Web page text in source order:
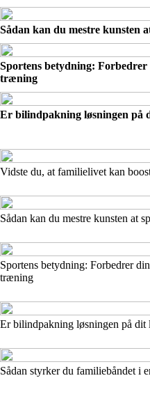
Sådan kan du mestre kunsten
Sportens betydning:
træning
Er bilindpakning løsningen på
Vidste du, at familielivet kan
Sådan kan du mestre kunsten at
Sportens betydning: Forbedrer
træning
Er bilindpakning løsningen på
Sådan styrker du familiebåndet i